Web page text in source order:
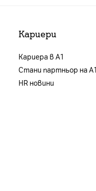
Кариери
Кариера в А1
Стани партньор на А1
HR новини